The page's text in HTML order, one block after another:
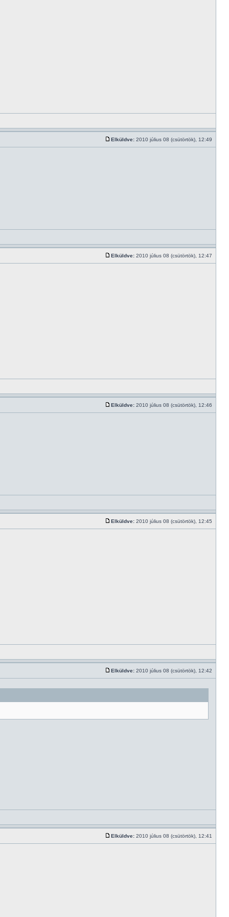
Elküldve: 2010 július 08 (csütörtök), 12:49
Elküldve: 2010 július 08 (csütörtök), 12:47
Elküldve: 2010 július 08 (csütörtök), 12:46
Elküldve: 2010 július 08 (csütörtök), 12:45
Elküldve: 2010 július 08 (csütörtök), 12:42
Elküldve: 2010 július 08 (csütörtök), 12:41